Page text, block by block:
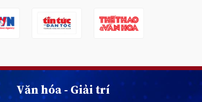
Văn hóa - Giải trí